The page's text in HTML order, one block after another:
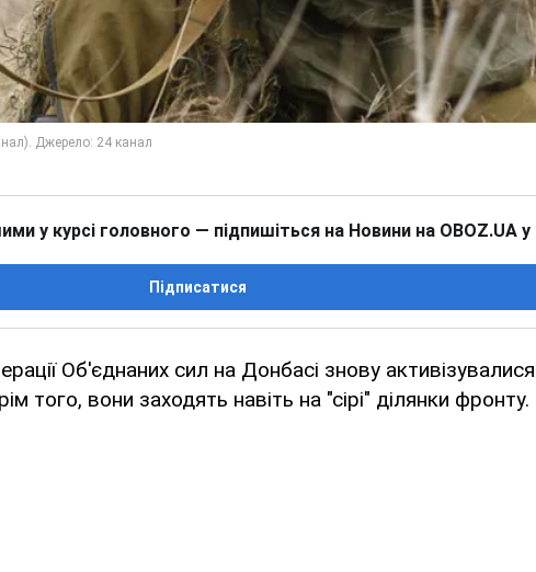
у курсі головного — підпишіться на Новини на OBOZ.UA у
Підписатися
Об'єднаних сил на Донбасі знову активізувалися
того, вони заходять навіть на "сірі" ділянки фронту.